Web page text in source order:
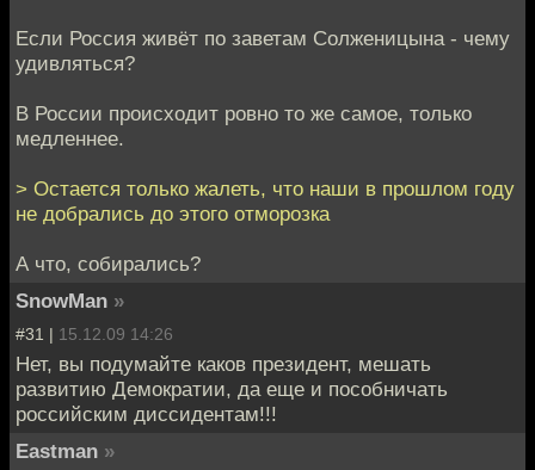
Если Россия живёт по заветам Солженицына - чему
удивляться?
В России происходит ровно то же самое, только
медленнее.
> Остается только жалеть, что наши в прошлом году
не добрались до этого отморозка
А что, собирались?
SnowMan »
#31 | 15.12.09 14:26
Нет, вы подумайте каков президент, мешать
развитию Демократии, да еще и пособничать
российским диссидентам!!!
Eastman »